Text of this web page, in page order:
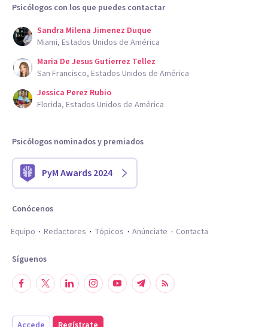
Psicólogos con los que puedes contactar
Sandra Milena Jimenez Duque
Miami, Estados Unidos de América
Maria De Jesus Gutierrez Tellez
San Francisco, Estados Unidos de América
Jessica Perez Rubio
Florida, Estados Unidos de América
Psicólogos nominados y premiados
PyM Awards 2024
Conócenos
Equipo
Redactores Tópicos Anúnciate Contacta
Síguenos